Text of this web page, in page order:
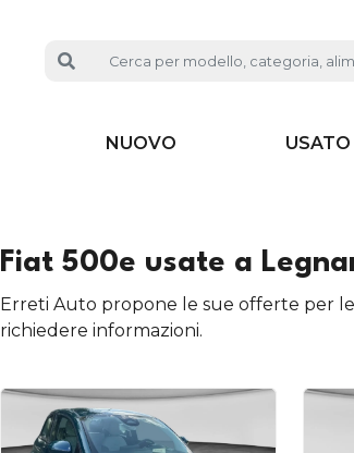
NUOVO USATO
Fiat 500e usate a
Erreti Auto propone le sue offerte per
richiedere informazioni.